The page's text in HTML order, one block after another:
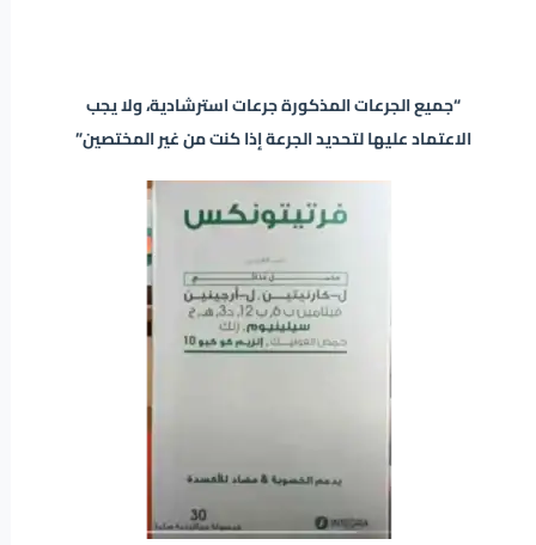
“جميع الجرعات المذكورة جرعات استرشادية، ولا يجب
الاعتماد عليها لتحديد الجرعة إذا كنت من غير المختصين”